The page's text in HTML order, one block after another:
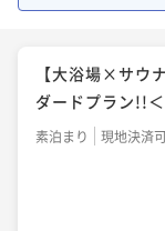
泊り≫
【清掃不要の
【大浴場×サウ
ダードプラン!!
素泊まり 現地決済